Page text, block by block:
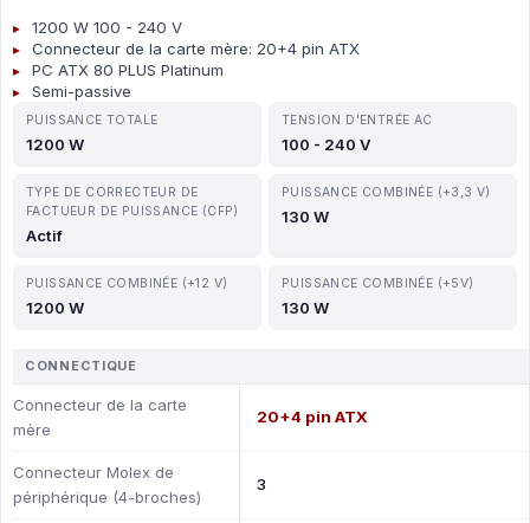
1200 W 100 - 240 V
Connecteur de la carte mère: 20+4 pin ATX
PC ATX 80 PLUS Platinum
Semi-passive
PUISSANCE TOTALE
1200 W
TENSION D'ENTRÉE AC
100 - 240 V
TYPE DE CORRECTEUR DE
FACTUEUR DE PUISSANCE (CFP)
Actif
PUISSANCE COMBINÉE (+3,3 V)
130 W
PUISSANCE COMBINÉE (+12 V)
1200 W
PUISSANCE COMBINÉE (+5V)
130 W
CONNECTIQUE
Connecteur de la carte
mère
20+4 pin ATX
Connecteur Molex de
périphérique (4-broches)
3